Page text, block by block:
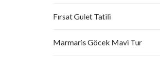
Fırsat Gulet Tatili
Marmaris Göcek Mavi Tur